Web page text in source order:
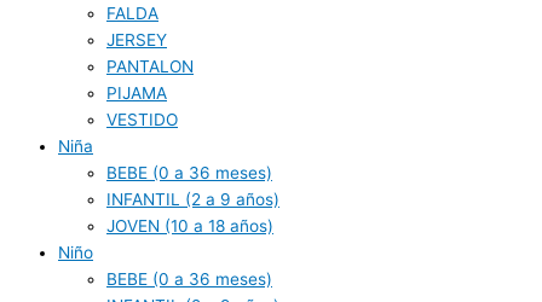
FALDA
JERSEY
PANTALON
PIJAMA
VESTIDO
Niña
BEBE (0 a 36 meses)
INFANTIL (2 a 9 años)
JOVEN (10 a 18 años)
Niño
BEBE (0 a 36 meses)